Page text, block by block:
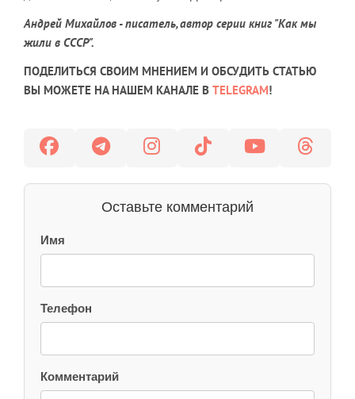
Андрей Михайлов - писатель, автор серии книг "Как мы
жили в СССР".
ПОДЕЛИТЬСЯ СВОИМ МНЕНИЕМ И ОБСУДИТЬ СТАТЬЮ
ВЫ МОЖЕТЕ НА НАШЕМ КАНАЛЕ В TELEGRAM!
Оставьте комментарий
Имя
Телефон
Комментарий